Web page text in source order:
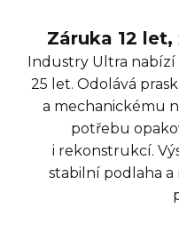
Záruka 12
Industry Ultra nabízí
25 let. Odolává
a mechanickému
potřebu
i rekonstrukcí.
stabilní podlaha a